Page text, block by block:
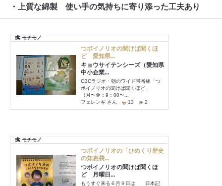
・上質な綿製 使い手の気持ちに寄り添った工夫あり